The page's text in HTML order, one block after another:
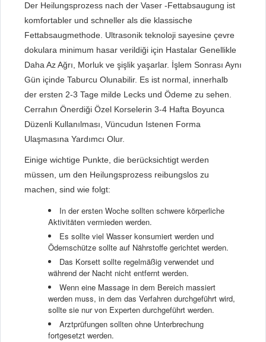
Der Heilungsprozess nach der Vaser -Fettabsaugung ist
komfortabler und schneller als die klassische
Fettabsaugmethode. Ultrasonik teknoloji sayesine çevre
dokulara minimum hasar verildiği için Hastalar Genellikle
Daha Az Ağrı, Morluk ve şişlik yaşarlar. İşlem Sonrası Aynı
Gün içinde Taburcu Olunabilir. Es ist normal, innerhalb
der ersten 2-3 Tage milde Lecks und Ödeme zu sehen.
Cerrahın Önerdiği Özel Korselerin 3-4 Hafta Boyunca
Düzenli Kullanılması, Vüncudun Istenen Forma
Ulaşmasına Yardımcı Olur.
Einige wichtige Punkte, die berücksichtigt werden
müssen, um den Heilungsprozess reibungslos zu
machen, sind wie folgt:
In der ersten Woche sollten schwere körperliche
Aktivitäten vermieden werden.
Es sollte viel Wasser konsumiert werden und
Ödemschütze sollte auf Nährstoffe gerichtet werden.
Das Korsett sollte regelmäßig verwendet und
während der Nacht nicht entfernt werden.
Wenn eine Massage in dem Bereich massiert
werden muss, in dem das Verfahren durchgeführt wird,
sollte sie nur von Experten durchgeführt werden.
Arztprüfungen sollten ohne Unterbrechung
fortgesetzt werden.